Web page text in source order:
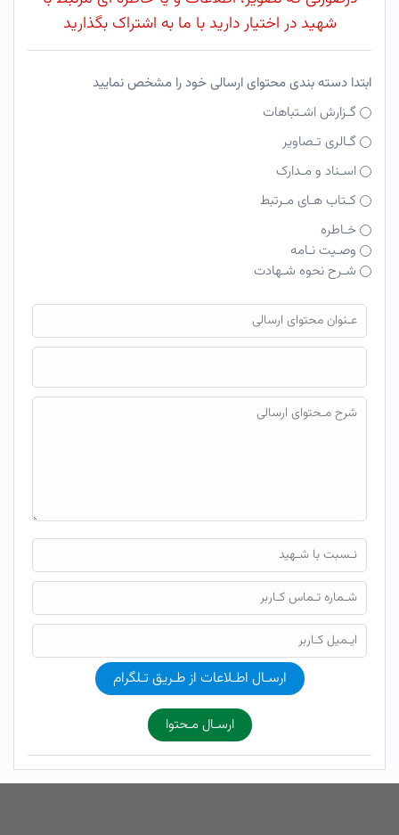
شهید در اختیار دارید با ما به اشتراک بگذارید
ابتدا دسته بندی محتوای ارسالی خود را مشخص نمایید
گـزارش اشـتباهات
گـالری تـصاویر
اسـناد و مـدارک
کـتاب هـای مـرتبط
خـاطره
وصـیت نـامه
شـرح نحوه شـهادت
فایل محتوای ارسالی
ارسـال اطـلاعات از طـریق تـلگرام
ارسـال مـحتوا